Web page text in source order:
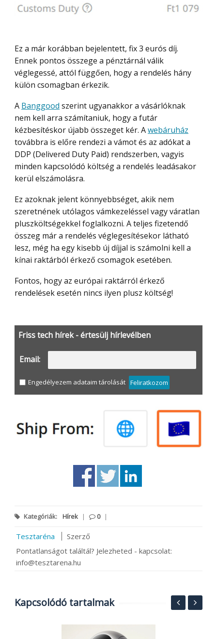
Ez a már korábban bejelentett, fix 3 eurós díj.
Ennek pontos összege a pénztárnál válik
véglegessé, attól függően, hogy a rendelés hány
külön csomagban érkezik.
Banggood szerint ugyanakkor a vásárlóknak
nem kell arra számítaniuk, hogy a futár
kézbesítéskor újabb összeget kér. Awebáruház
továbbra is előre rendezi a vámot és az adókat a
DDP (Delivered Duty Paid) rendszerben, vagyis
minden kapcsolódó költség a rendelés leadásakor
kerül elszámolásra.
Ez azoknak jelent könnyebbséget, akik nem
szeretnének utólagos vámkezeléssel vagy váratlan
pluszköltségekkel foglalkozni. A teljes fizetendő
összeg már a rendelés véglegesítésekor látható
lesz, még ha egy kisebb új díjjal is számolni kell a
kínai raktárból érkező csomagok esetében.
Fontos, hogy az európai raktárról érkező
rendelések esetén nincs ilyen plusz költség!
Friss tech hírek - értesülj hírlevélben
Email:
Engedélyezem adataim tárolását Feliratkozom
Kategóriák: Hírek | 0 |
Tesztaréna
Szerző
Pontatlanságot találtál? Jelezheted - kapcsolat:
info@tesztarena.hu
Kapcsolódó tartalmak